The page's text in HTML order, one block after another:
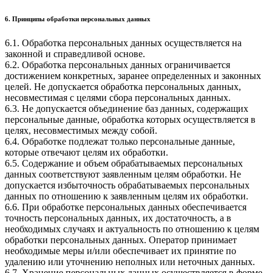
6. Принципы обработки персональных данных
6.1. Обработка персональных данных осуществляется на
законной и справедливой основе.
6.2. Обработка персональных данных ограничивается
достижением конкретных, заранее определенных и законных
целей. Не допускается обработка персональных данных,
несовместимая с целями сбора персональных данных.
6.3. Не допускается объединение баз данных, содержащих
персональные данные, обработка которых осуществляется в
целях, несовместимых между собой.
6.4. Обработке подлежат только персональные данные,
которые отвечают целям их обработки.
6.5. Содержание и объем обрабатываемых персональных
данных соответствуют заявленным целям обработки. Не
допускается избыточность обрабатываемых персональных
данных по отношению к заявленным целям их обработки.
6.6. При обработке персональных данных обеспечивается
точность персональных данных, их достаточность, а в
необходимых случаях и актуальность по отношению к целям
обработки персональных данных. Оператор принимает
необходимые меры и/или обеспечивает их принятие по
удалению или уточнению неполных или неточных данных.